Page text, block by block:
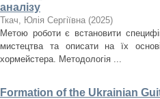
аналізу
Ткач, Юлія Сергіївна (2025)
Метою роботи є встановити
мистецтва та описати на їх
хормейстера. Методологія ...
Formation of the Ukrainian